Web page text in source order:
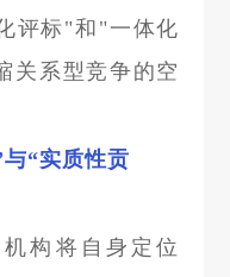
评标"和"一体化
关系型竞争的空
“实质性贡
构将自身定位